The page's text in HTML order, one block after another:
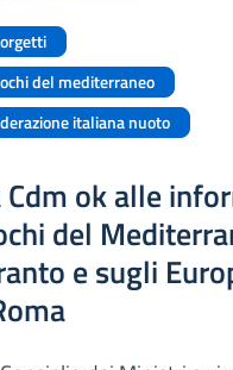
del mediterraneo
italiana nuoto
Cdm ok alle
del
e sugli